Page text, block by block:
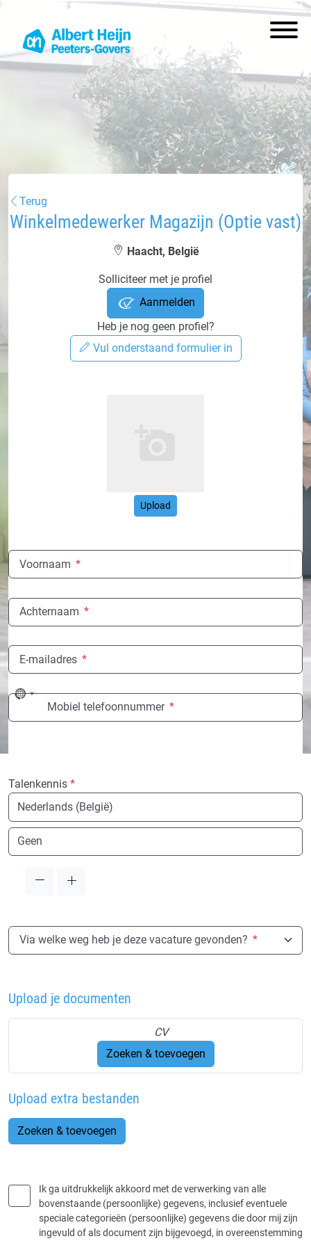
Terug
Winkelmedewerker Magazijn (Optie vast)
Haacht, België
Solliciteer met je profiel
Aanmelden
Heb je nog geen profiel?
Vul onderstaand formulier in
Upload
Voornaam *
Achternaam *
E-mailadres *
No
countryMobiel telefoonnummer *
Talenkennis *
Taal
Taal
Via welke weg heb je deze vacature gevonden? *
Upload je documenten
CV
Zoeken & toevoegen
Upload extra bestanden
Zoeken & toevoegen
Ik ga uitdrukkelijk akkoord met de verwerking van alle
bovenstaande (persoonlijke) gegevens, inclusief eventuele
speciale categorieën (persoonlijke) gegevens die door mij zijn
ingevuld of als document zijn bijgevoegd, in overeenstemming